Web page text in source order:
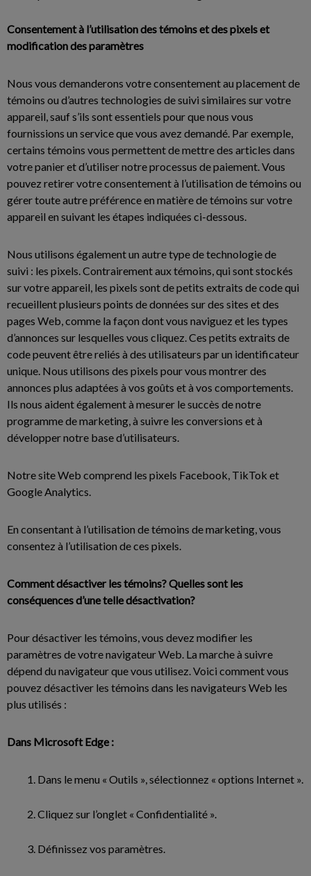
Consentement à l’utilisation des témoins et des pixels et
modification des paramètres
Nous vous demanderons votre consentement au placement de
témoins ou d’autres technologies de suivi similaires sur votre
appareil, sauf s’ils sont essentiels pour que nous vous
fournissions un service que vous avez demandé. Par exemple,
certains témoins vous permettent de mettre des articles dans
votre panier et d’utiliser notre processus de paiement. Vous
pouvez retirer votre consentement à l’utilisation de témoins ou
gérer toute autre préférence en matière de témoins sur votre
appareil en suivant les étapes indiquées ci-dessous.
Nous utilisons également un autre type de technologie de
suivi : les pixels. Contrairement aux témoins, qui sont stockés
sur votre appareil, les pixels sont de petits extraits de code qui
recueillent plusieurs points de données sur des sites et des
pages Web, comme la façon dont vous naviguez et les types
d’annonces sur lesquelles vous cliquez. Ces petits extraits de
code peuvent être reliés à des utilisateurs par un identificateur
unique. Nous utilisons des pixels pour vous montrer des
annonces plus adaptées à vos goûts et à vos comportements.
Ils nous aident également à mesurer le succès de notre
programme de marketing, à suivre les conversions et à
développer notre base d’utilisateurs.
Notre site Web comprend les pixels Facebook, TikTok et
Google Analytics.
En consentant à l’utilisation de témoins de marketing, vous
consentez à l’utilisation de ces pixels.
Comment désactiver les témoins? Quelles sont les
conséquences d’une telle désactivation?
Pour désactiver les témoins, vous devez modifier les
paramètres de votre navigateur Web. La marche à suivre
dépend du navigateur que vous utilisez. Voici comment vous
pouvez désactiver les témoins dans les navigateurs Web les
plus utilisés :
Dans Microsoft Edge :
Dans le menu « Outils », sélectionnez « options Internet ».
Cliquez sur l’onglet « Confidentialité ».
Définissez vos paramètres.